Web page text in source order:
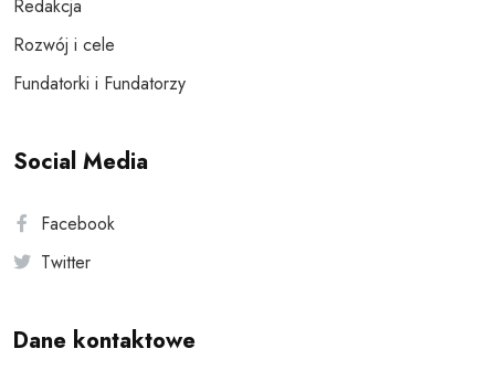
Redakcja
Rozwój i cele
Fundatorki i Fundatorzy
Social Media
Facebook
Twitter
Dane kontaktowe